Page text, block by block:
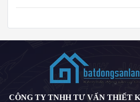
CÔNG TY TNHH TƯ VẤN THIẾT